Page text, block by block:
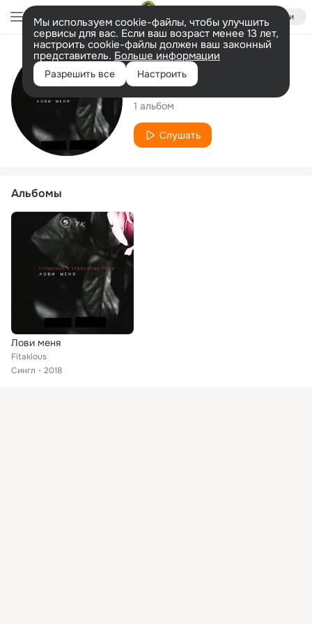
Войти
Мы используем cookie-файлы, чтобы улучшить
сервисы для вас. Если ваш возраст менее 13 лет,
настроить cookie-файлы должен ваш законный
представитель. Больше информации
Разрешить все Настроить
Исполнитель
Fitaklous
1 альбом
Слушать
Альбомы
Лови меня
Fitaklous
Сингл
2018